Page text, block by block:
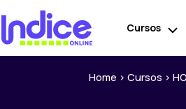
contenido
Cursos
Home > Cursos >